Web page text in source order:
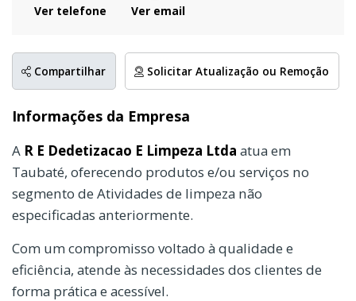
Ver telefone Ver email
Compartilhar Solicitar Atualização ou Remoção
Informações da Empresa
A R E Dedetizacao E Limpeza Ltda atua em
Taubaté, oferecendo produtos e/ou serviços no
segmento de Atividades de limpeza não
especificadas anteriormente.
Com um compromisso voltado à qualidade e
eficiência, atende às necessidades dos clientes de
forma prática e acessível.